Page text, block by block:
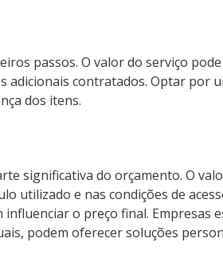
passos. O valor do serviço
contratados. Optar por
dos itens.
significativa do orçamento. O
utilizado e nas condições de
o preço final. Empresas
podem oferecer soluções